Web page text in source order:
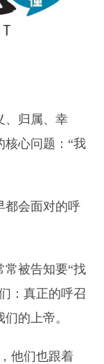
归属、幸
心问题：“我
都会面对的呼
常被告知要“找
：真正的呼召
的上帝。
他们也跟着